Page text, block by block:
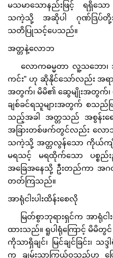
မသမာသောနည်းဖြင့် ရရှိသ
သကဲ့သို့ အဆိုပါ ဂုဏ်ဒြပ်တို့သ
သတိပြုသင့်ပေသည်။
အတ္တနဲ့လောဘ
လောကဓမ္မတာ လူ့သဘော၊
ကင်း” ဟု ဆိုနိုင်သော်လည်း အရ
အတွက်၊ မိမိ၏ ဆွေမျိုးအတွက်၊
ချစ်ခင်ရသူများအတွက် စသည်ဖြ
သည့်အခါ အတ္တသည် အစွန်းရ
အခြားတစ်ဖက်တွင်လည်း လောဘ
သကဲ့သို့ အတ္တလွန်သော ကိုယ်ကျို
မရသင့် မရထိုက်သော ပစ္စည်းဥ
အခြေအနေသို့ ဦးတည်ကာ အဂ
တတ်ကြသည်။
အာရုံငါးပါးထိန်းစေလို
မြတ်စွာဘုရားရှင်က အာရုံငါး
ထားသည်။ ရူပါရုံကြောင့် မိမိ
ကိုသာရှိချင်၊ မြင်ချင်ခြင်း၊ သဒ္
က ချမ်းသာကြွယ်ဝသည်ဟု ပြော